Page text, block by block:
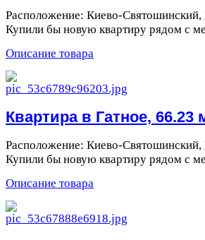
Расположение: Киево-Святошинский,
Купили бы новую квартиру рядом с
Описание товара
Квартира в Гатное, 66.23
Расположение: Киево-Святошинский,
Купили бы новую квартиру рядом с
Описание товара